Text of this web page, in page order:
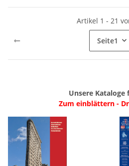
Artikel 1 - 21
Seite1
Unsere Kataloge
Zum einblättern -